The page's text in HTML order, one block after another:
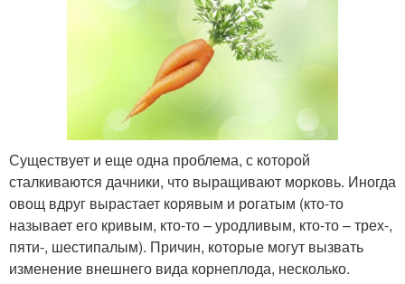
Существует и еще одна проблема, с которой
сталкиваются дачники, что выращивают морковь. Иногда
овощ вдруг вырастает корявым и рогатым (кто-то
называет его кривым, кто-то – уродливым, кто-то – трех-,
пяти-, шестипалым). Причин, которые могут вызвать
изменение внешнего вида корнеплода, несколько.